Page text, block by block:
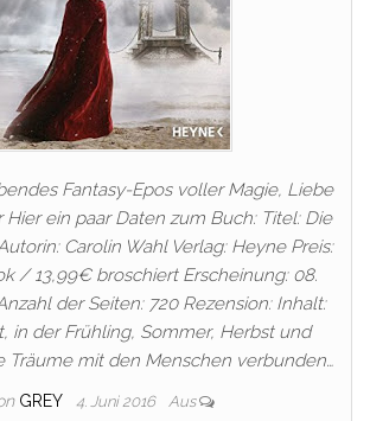
Fantasy-Epos voller Magie, Liebe
ein paar Daten zum Buch: Titel: Die
Carolin Wahl Verlag: Heyne Preis:
/ 13,99€ broschiert Erscheinung: 08.
der Seiten: 720 Rezension: Inhalt:
in der Frühling, Sommer, Herbst und
Träume mit den Menschen verbunden…
GREY 4. Juni 2016 Aus